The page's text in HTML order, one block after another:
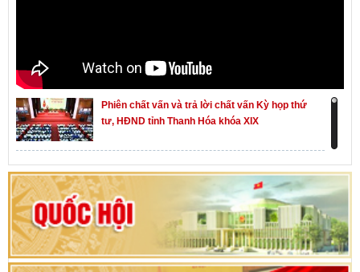
Phiên chất vấn và trả lời chất vấn Kỳ họp thứ
tư, HĐND tỉnh Thanh Hóa khóa XIX
Khai mạc kỳ họp thứ Nhất, Quốc hội khóa XVI
Hướng dẫn quy trình bỏ phiếu bầu cử ĐBQH
khoá XVI và đại biểu HĐND các cấp nhiệm kỳ
2026-2031